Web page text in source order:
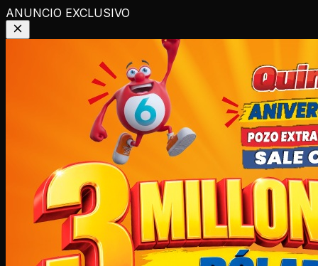
ANUNCIO EXCLUSIVO